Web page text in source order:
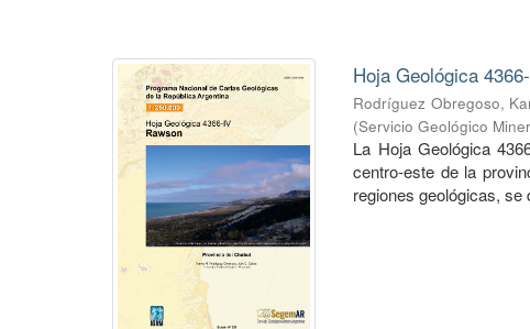
Hoja Geológica
Rodríguez Obregoso,
(Servicio Geológico
La Hoja Geológica
centro-este de la
regiones geológicas, se